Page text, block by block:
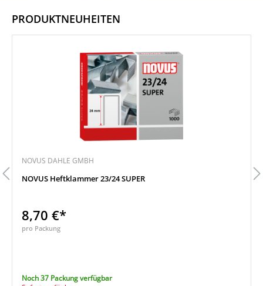
Produktgalerie überspringen
PRODUKTNEUHEITEN
NOVUS DAHLE GMBH
NOVUS Heftklammer 23/24 SUPER
8,70 €*
pro Packung
Noch 37 Packung verfügbar